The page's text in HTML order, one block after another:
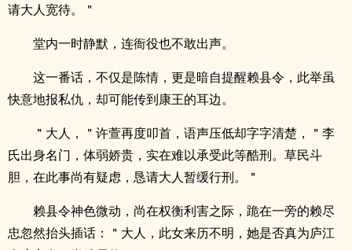
请大人宽待。＂
堂内一时静默，连衙役也不敢出声。
这一番话，不仅是陈情，更是暗自提醒赖县令，此举虽
快意地报私仇，却可能传到康王的耳边。
＂大人，＂许萱再度叩首，语声压低却字字清楚，＂李
氏出身名门，体弱娇贵，实在难以承受此等酷刑。草民斗
胆，在此事尚有疑虑，恳请大人暂缓行刑。＂
赖县令神色微动，尚在权衡利害之际，跪在一旁的赖尽
忠忽然抬头插话：＂大人，此女来历不明，她是否真为庐江